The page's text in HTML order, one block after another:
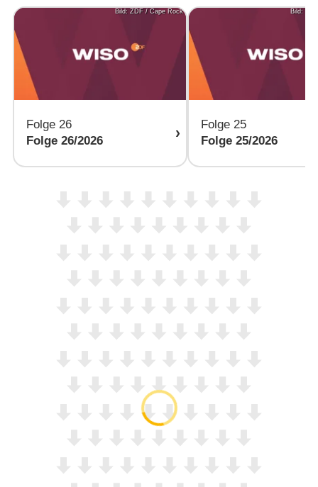
Bild: ZDF / Cape Rock
Folge 26
Folge 26/​2026
Bild:
Folge 25
Folge 25/​2026